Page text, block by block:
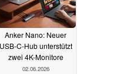
Anker Nano: Neuer
USB-C-Hub unterstützt
zwei 4K-Monitore
02.06.2026